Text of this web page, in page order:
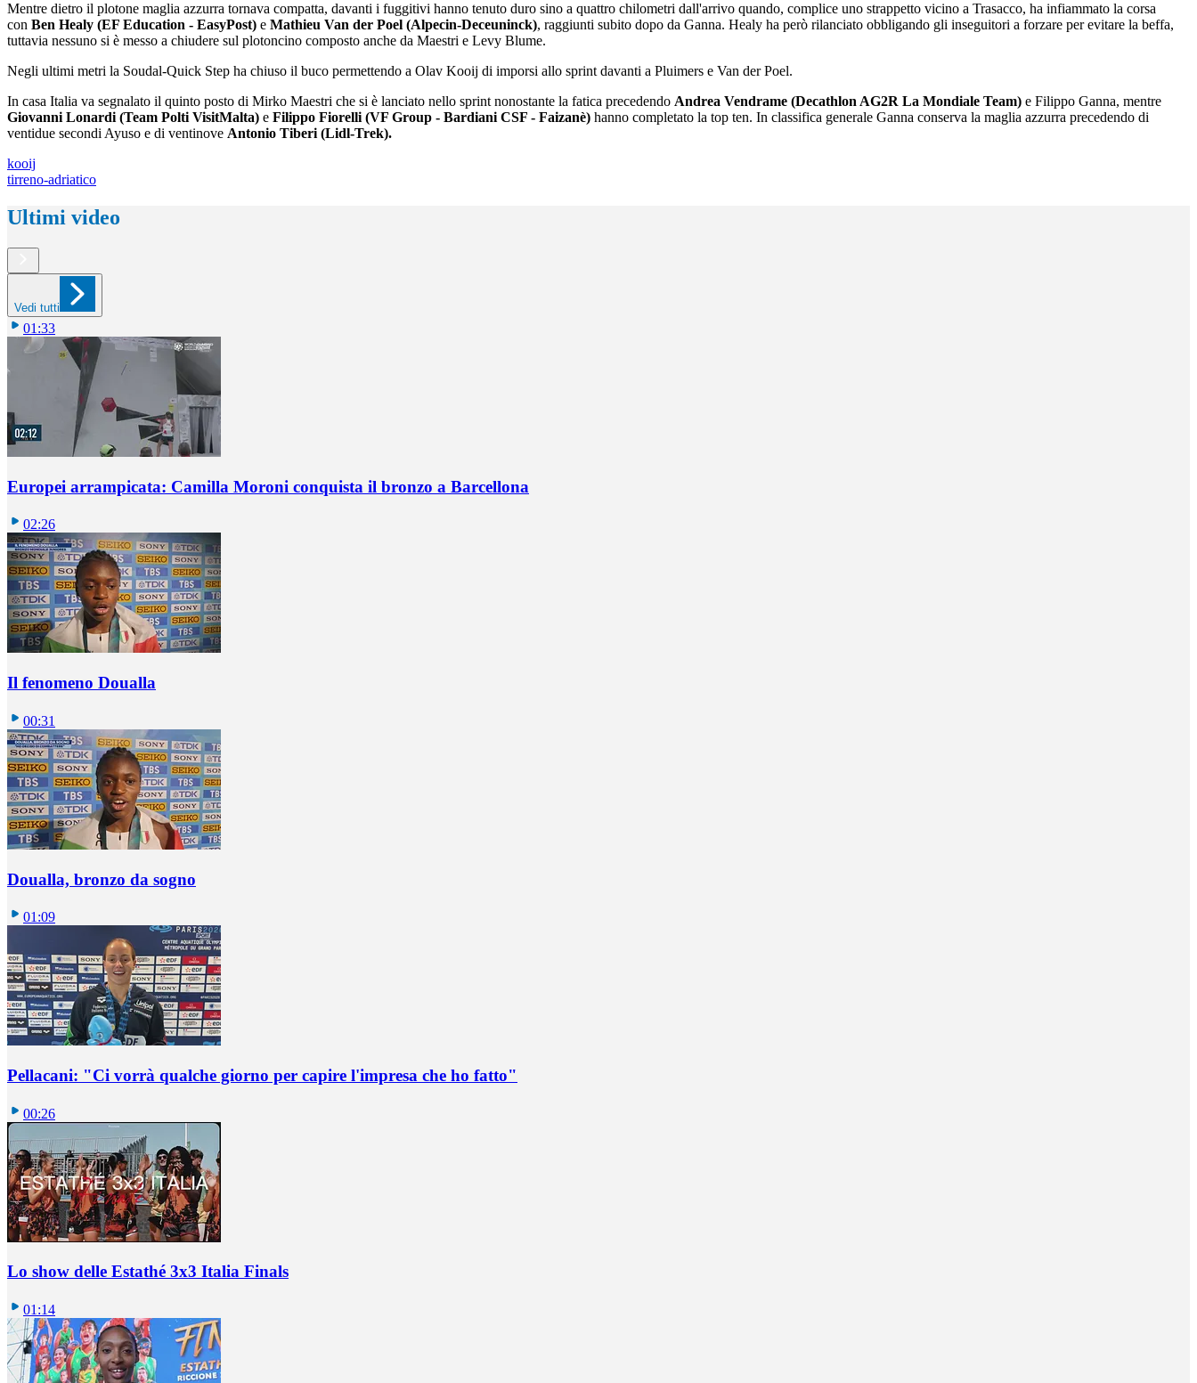
Mentre dietro il plotone maglia azzurra tornava compatta, davanti i fuggitivi hanno tenuto duro sino a quattro chilometri dall'arrivo quando, complice uno strappetto vicino a Trasacco, ha infiammato la corsa
con Ben Healy (EF Education - EasyPost) e Mathieu Van der Poel (Alpecin-Deceuninck), raggiunti subito dopo da Ganna. Healy ha però rilanciato obbligando gli inseguitori a forzare per evitare la beffa,
tuttavia nessuno si è messo a chiudere sul plotoncino composto anche da Maestri e Levy Blume.
Negli ultimi metri la Soudal-Quick Step ha chiuso il buco permettendo a Olav Kooij di imporsi allo sprint davanti a Pluimers e Van der Poel.
In casa Italia va segnalato il quinto posto di Mirko Maestri che si è lanciato nello sprint nonostante la fatica precedendo Andrea Vendrame (Decathlon AG2R La Mondiale Team) e Filippo Ganna, mentre
Giovanni Lonardi (Team Polti VisitMalta) e Filippo Fiorelli (VF Group - Bardiani CSF - Faizanè) hanno completato la top ten. In classifica generale Ganna conserva la maglia azzurra precedendo di
ventidue secondi Ayuso e di ventinove Antonio Tiberi (Lidl-Trek).
kooij
tirreno-adriatico
Ultimi video
Vedi tutti
01:33
Europei arrampicata: Camilla Moroni conquista il bronzo a Barcellona
02:26
Il fenomeno Doualla
00:31
Doualla, bronzo da sogno
01:09
Pellacani: "Ci vorrà qualche giorno per capire l'impresa che ho fatto"
00:26
Lo show delle Estathé 3x3 Italia Finals
01:14